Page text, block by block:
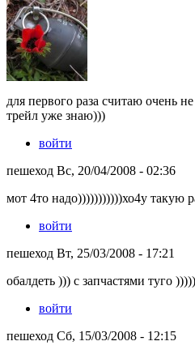
для первого раза считаю очень
трейл уже знаю)))
войти
пешеход Вс, 20/04/2008 - 02:36
мот 4то надо)))))))))))хо4у такую
войти
пешеход Вт, 25/03/2008 - 17:21
обалдеть ))) с запчастями туго )))))
войти
пешеход Сб, 15/03/2008 - 12:15